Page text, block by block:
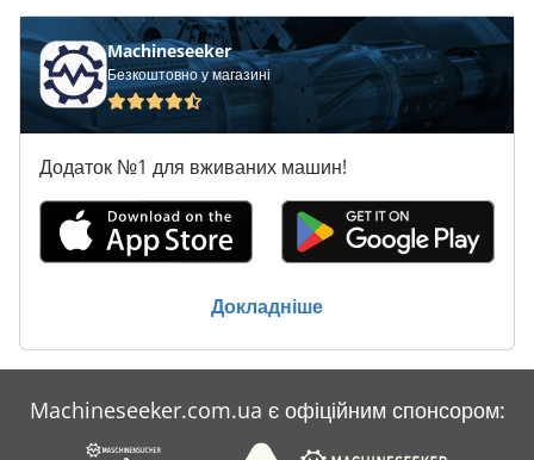
Machineseeker
Безкоштовно у магазині
Додаток №1 для вживаних машин!
Докладніше
Machineseeker.com.ua є офіційним спонсором: